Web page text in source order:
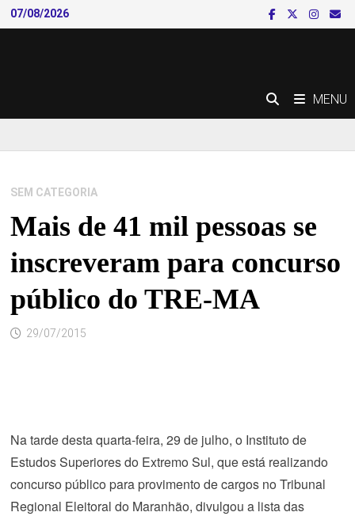
Skip
to
07/08/2026
MENU
SEM CATEGORIA
Mais de 41 mil pessoas se
inscreveram para concurso
público do TRE-MA
29/07/2015
Na tarde desta quarta-feira, 29 de julho, o Instituto de
Estudos Superiores do Extremo Sul, que está realizando
concurso público para provimento de cargos no Tribunal
Regional Eleitoral do Maranhão, divulgou a lista das